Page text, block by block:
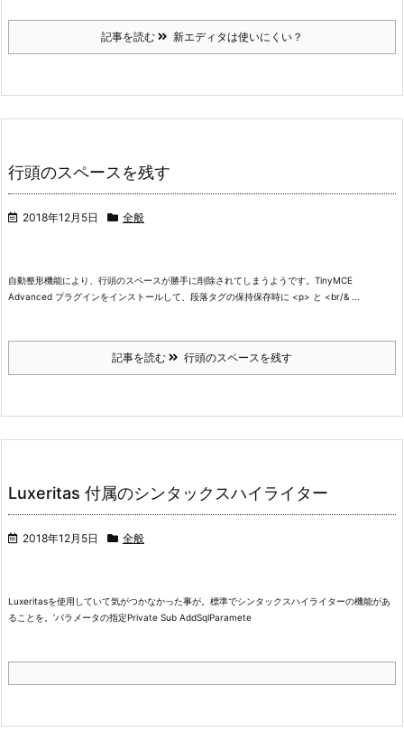
記事を読む 新エディタは使いにくい？
行頭のスペースを残す
2018年12月5日 全般
自動整形機能により、行頭のスペースが勝手に削除されてしまうようです。 TinyMCE
Advanced プラグインをインストールして、 段落タグの保持保存時に <p> と <br/& ...
記事を読む 行頭のスペースを残す
Luxeritas 付属のシンタックスハイライター
2018年12月5日 全般
Luxeritasを使用していて気がつかなかった事が。 標準でシンタックスハイライターの機能があ
ることを。 ‘パラメータの指定Private Sub AddSqlParamete